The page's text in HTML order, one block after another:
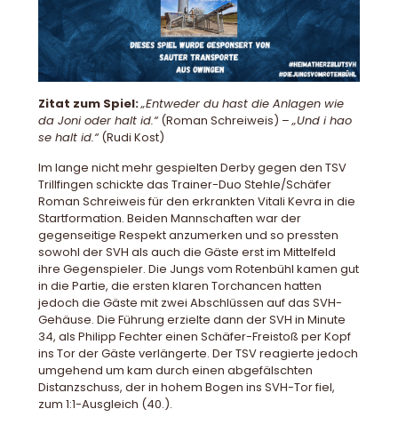
Zitat zum Spiel:„Entweder du hast die Anlagen wie
da Joni oder halt id.“(Roman Schreiweis) –„Und i hao
se halt id.“(Rudi Kost)
Im lange nicht mehr gespielten Derby gegen den TSV
Trillfingen schickte das Trainer-Duo Stehle/Schäfer
Roman Schreiweis für den erkrankten Vitali Kevra in die
Startformation. Beiden Mannschaften war der
gegenseitige Respekt anzumerken und so pressten
sowohl der SVH als auch die Gäste erst im Mittelfeld
ihre Gegenspieler. Die Jungs vom Rotenbühl kamen gut
in die Partie, die ersten klaren Torchancen hatten
jedoch die Gäste mit zwei Abschlüssen auf das SVH-
Gehäuse. Die Führung erzielte dann der SVH in Minute
34, als Philipp Fechter einen Schäfer-Freistoß per Kopf
ins Tor der Gäste verlängerte. Der TSV reagierte jedoch
umgehend um kam durch einen abgefälschten
Distanzschuss, der in hohem Bogen ins SVH-Tor fiel,
zum 1:1-Ausgleich (40.).